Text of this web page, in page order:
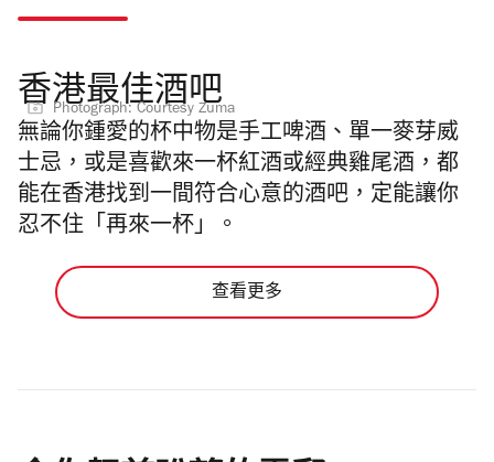
香港最佳酒吧
Photograph: Courtesy Zuma
無論你鍾愛的杯中物是手工啤酒、單一麥芽威
士忌，或是喜歡來一杯紅酒或經典雞尾酒，都
能在香港找到一間符合心意的酒吧，定能讓你
忍不住「再來一杯」。
查看更多